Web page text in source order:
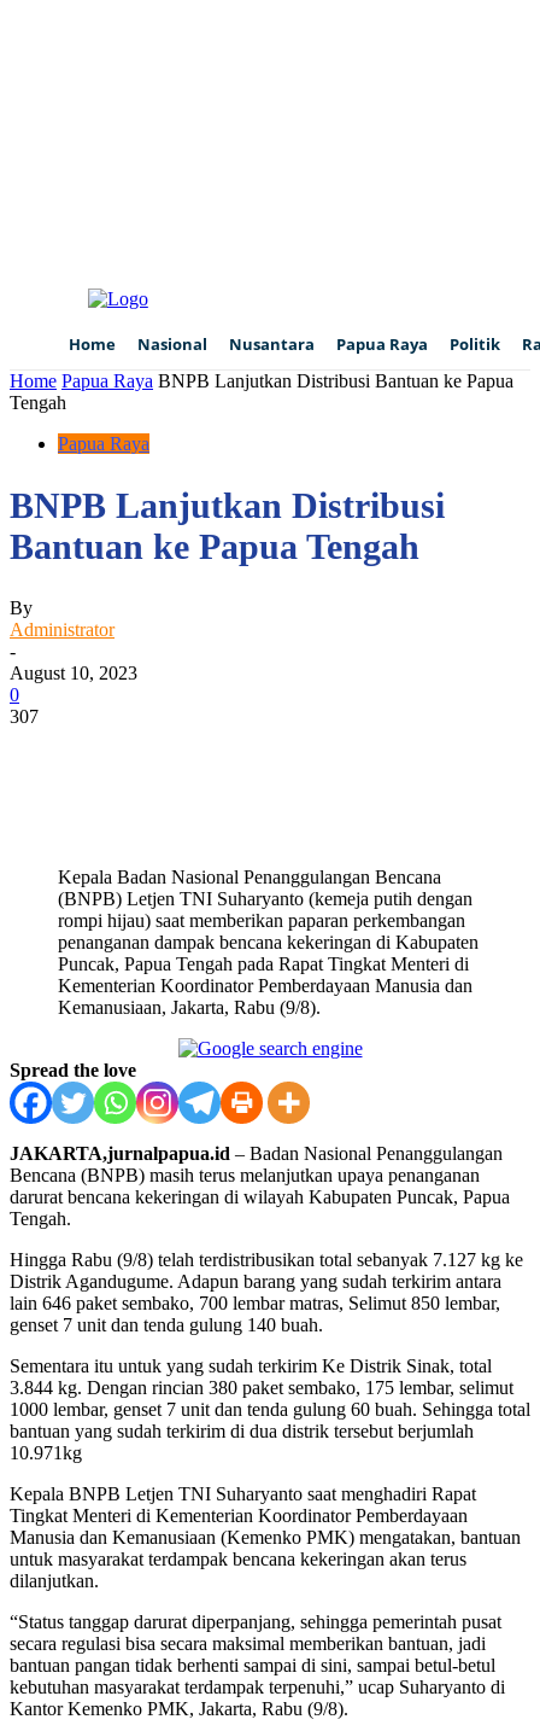
Home Nasional Nusantara Papua Raya Politik
Home Papua Raya BNPB Lanjutkan Distribusi Bantuan ke Papua
Tengah
Papua Raya
BNPB Lanjutkan Distribusi
Bantuan ke Papua Tengah
By
Administrator
-
August 10, 2023
0
307
Kepala Badan Nasional Penanggulangan Bencana
(BNPB) Letjen TNI Suharyanto (kemeja putih dengan
rompi hijau) saat memberikan paparan perkembangan
penanganan dampak bencana kekeringan di Kabupaten
Puncak, Papua Tengah pada Rapat Tingkat Menteri di
Kementerian Koordinator Pemberdayaan Manusia dan
Kemanusiaan, Jakarta, Rabu (9/8).
Spread the love
JAKARTA,jurnalpapua.id – Badan Nasional Penanggulangan
Bencana (BNPB) masih terus melanjutkan upaya penanganan
darurat bencana kekeringan di wilayah Kabupaten Puncak, Papua
Tengah.
Hingga Rabu (9/8) telah terdistribusikan total sebanyak 7.127 kg ke
Distrik Agandugume. Adapun barang yang sudah terkirim antara
lain 646 paket sembako, 700 lembar matras, Selimut 850 lembar,
genset 7 unit dan tenda gulung 140 buah.
Sementara itu untuk yang sudah terkirim Ke Distrik Sinak, total
3.844 kg. Dengan rincian 380 paket sembako, 175 lembar, selimut
1000 lembar, genset 7 unit dan tenda gulung 60 buah. Sehingga total
bantuan yang sudah terkirim di dua distrik tersebut berjumlah
10.971kg
Kepala BNPB Letjen TNI Suharyanto saat menghadiri Rapat
Tingkat Menteri di Kementerian Koordinator Pemberdayaan
Manusia dan Kemanusiaan (Kemenko PMK) mengatakan, bantuan
untuk masyarakat terdampak bencana kekeringan akan terus
dilanjutkan.
“Status tanggap darurat diperpanjang, sehingga pemerintah pusat
secara regulasi bisa secara maksimal memberikan bantuan, jadi
bantuan pangan tidak berhenti sampai di sini, sampai betul-betul
kebutuhan masyarakat terdampak terpenuhi,” ucap Suharyanto di
Kantor Kemenko PMK, Jakarta, Rabu (9/8).